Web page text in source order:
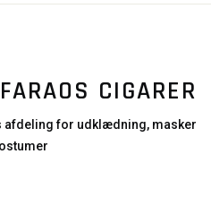
CIGARER
afdeling for udklædning, masker